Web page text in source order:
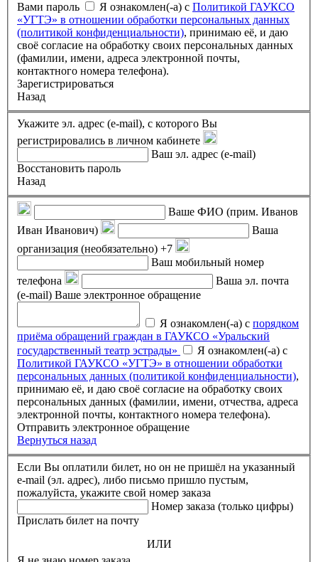
Вами пароль
Я ознакомлен(-а) с Политикой ГАУКСО
«УГТЭ» в отношении обработки персональных данных
(политикой конфиденциальности), принимаю её, и даю
своё согласие на обработку своих персональных данных
(фамилии, имени, адреса электронной почты,
контактного номера телефона).
Зарегистрироваться
Назад
Укажите эл. адрес (e-mail), с которого Вы
регистрировались в личном кабинете
Ваш эл. адрес (e-mail)
Восстановить пароль
Назад
Ваше ФИО (прим. Иванов
Иван Иванович)
Ваша
организация (необязательно) +7
Ваш мобильный номер
телефона
Ваша эл. почта
(e-mail) Ваше электронное обращение
Я ознакомлен(-а) с порядком
приёма обращений граждан в ГАУКСО «Уральский
государственный театр эстрады»
Я ознакомлен(-а) с
Политикой ГАУКСО «УГТЭ» в отношении обработки
персональных данных (политикой конфиденциальности),
принимаю её, и даю своё согласие на обработку своих
персональных данных (фамилии, имени, отчества, адреса
электронной почты, контактного номера телефона).
Отправить электронное обращение
Вернуться назад
Если Вы оплатили билет, но он не пришёл на указанный
e-mail (эл. адрес), либо письмо пришло пустым,
пожалуйста, укажите свой номер заказа
Номер заказа (только цифры)
Прислать билет на почту
ИЛИ